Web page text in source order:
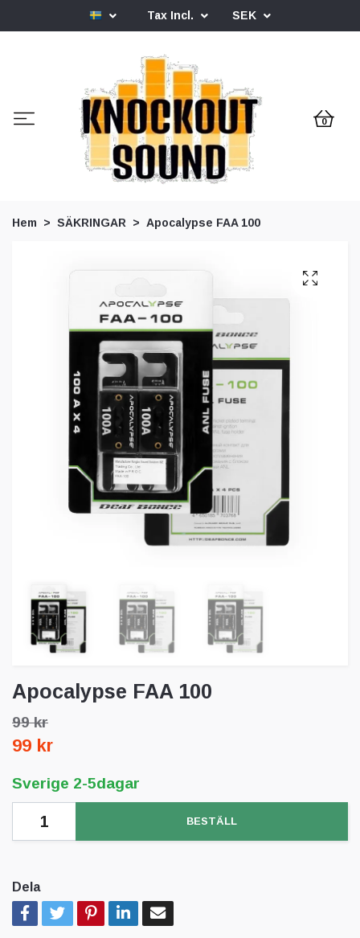
Tax Incl. SEK
0
Hem SÄKRINGAR Apocalypse FAA 100
Apocalypse FAA 100
99 kr
99 kr
Sverige 2-5dagar
BESTÄLL
Dela